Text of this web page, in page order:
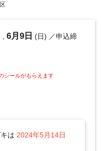
6月9日 (日) ／申込締
シールがもらえます
は 2024年5月14日